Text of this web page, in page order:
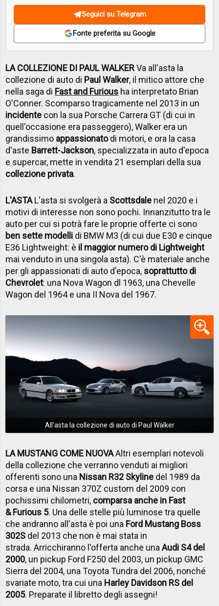
Seguici su Telegram
Fonte preferita su Google
LA COLLEZIONE DI PAUL WALKERVa all'asta la
collezione di auto di Paul Walker, il mitico attore che
nella saga di Fast and Furious ha interpretato Brian
O'Conner. Scomparso tragicamente nel 2013 in un
incidente con la sua Porsche Carrera GT (di cui in
quell'occasione era passeggero), Walker era un
grandissimo appassionatodi motori, e ora la casa
d'aste Barrett-Jackson, specializzata in auto d'epoca
e supercar, mette in vendita 21 esemplari della sua
collezione privata.
L'ASTAL'asta si svolgerà a Scottsdale nel 2020 e i
motivi di interesse non sono pochi. Innanzitutto tra le
auto per cui si potrà fare le proprie offerte ci sono
ben sette modelli di BMW M3 (di cui due E30 e cinque
E36 Lightweight: è il maggior numero di Lightweight
mai venduto in una singola asta). C'è materiale anche
per gli appassionati di auto d'epoca, soprattutto di
Chevrolet: una Nova Wagon dl 1963, una Chevelle
Wagon del 1964 e una II Nova del 1967.
All'asta la collezione di auto di Paul Walker
LA MUSTANG COME NUOVAAltri esemplari notevoli
della collezione che verranno venduti ai migliori
offerenti sono una Nissan R32 Skyline del 1989 da
corsa e una Nissan 370Z custom del 2009 con
pochissimi chilometri, comparsa anche in Fast
& Furious 5. Una delle stelle più luminose tra quelle
che andranno all'asta è poi una Ford Mustang Boss
302S del 2013 che non è mai stata in
strada. Arricchiranno l'offerta anche unaAudi S4 del
2000, un pickup Ford F250 del 2003, un pickup GMC
Sierra del 2004, una Toyota Tundra del 2006, nonché
svariate moto, tra cui una Harley Davidson RS del
2005. Preparate il libretto degli assegni!